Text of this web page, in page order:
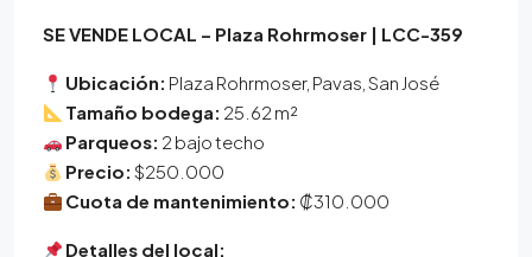
SE VENDE LOCAL – Plaza Rohrmoser | LCC-359
Ubicación: Plaza Rohrmoser, Pavas, San José
Tamaño bodega: 25.62 m²
Parqueos: 2 bajo techo
Precio: $250.000
Cuota de mantenimiento: ₡310.000
Detalles del local: